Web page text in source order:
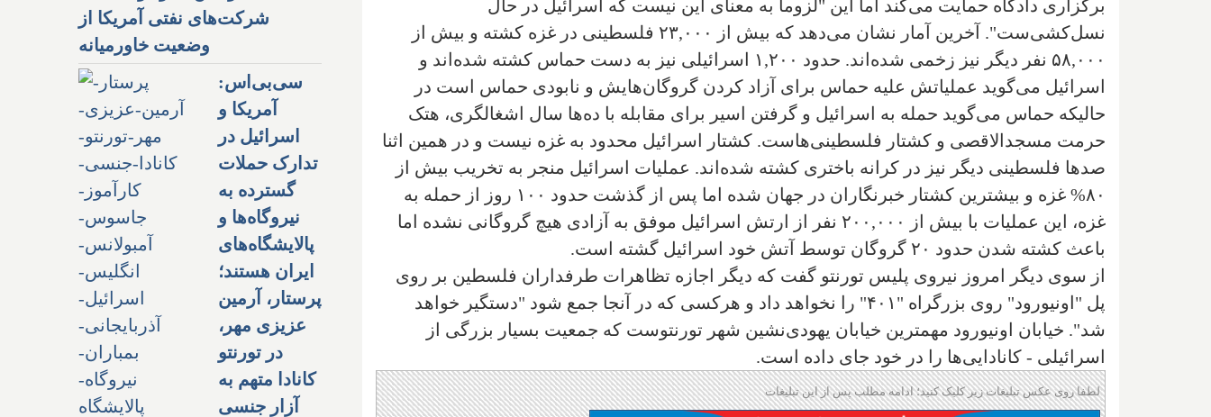
برگزاری دادگاه حمایت می‌کند اما این "لزوما به معنای این نیست که اسرائیل در حال
نسل‌کشی‌ست". آخرین آمار نشان می‌دهد که بیش از ۲۳,۰۰۰ فلسطینی در غزه کشته و بیش از
۵۸,۰۰۰ نفر دیگر نیز زخمی شده‌اند. حدود ۱,۲۰۰ اسرائیلی نیز به دست حماس کشته شده‌اند و
اسرائیل می‌گوید عملیاتش علیه حماس برای آزاد کردن گروگان‌هایش و نابودی حماس است در
حالیکه حماس می‌گوید حمله به اسرائیل و گرفتن اسیر برای مقابله با ده‌ها سال اشغالگری، هتک
حرمت مسجدالاقصی و کشتار فلسطینی‌هاست. کشتار اسرائیل محدود به غزه نیست و در همین اثنا
صدها فلسطینی دیگر نیز در کرانه باختری کشته شده‌اند. عملیات اسرائیل منجر به تخریب بیش از
۸۰% غزه و بیشترین کشتار خبرنگاران در جهان شده اما پس از گذشت حدود ۱۰۰ روز از حمله به
غزه، این عملیات با بیش از ۲۰۰,۰۰۰ نفر از ارتش اسرائیل موفق به آزادی هیچ گروگانی نشده اما
باعث کشته شدن حدود ۲۰ گروگان توسط آتش خود اسرائیل گشته است.
از سوی دیگر امروز نیروی پلیس تورنتو گفت که دیگر اجازه تظاهرات طرفداران فلسطین بر روی
پل "اونیورود" روی بزرگراه "۴۰۱" را نخواهد داد و هرکسی که در آنجا جمع شود "دستگیر خواهد
شد". خیابان اونیورود مهمترین خیابان یهودی‌نشین شهر تورنتوست که جمعیت بسیار بزرگی از
اسرائیلی - کانادایی‌ها را در خود جای داده است.
لطفا روی عکس تبلیغات زیر کلیک کنید؛ ادامه مطلب پس از این تبلیغات
شرکت‌های نفتی آمریکا از
وضعیت خاورمیانه
سی‌بی‌اس:
آمریکا و
اسرائیل در
تدارک حملات
گسترده به
نیروگاه‌ها و
پالایشگاه‌های
ایران هستند؛
پرستار، آرمین
عزیزی مهر،
در تورنتو
کانادا متهم به
آزار جنسی